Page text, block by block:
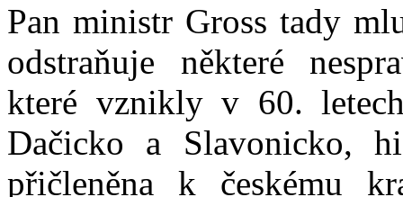
Pan ministr Gross tady
odstraňuje některé
které vznikly v 60.
Dačicko a Slavonicko,
přičleněna k českému